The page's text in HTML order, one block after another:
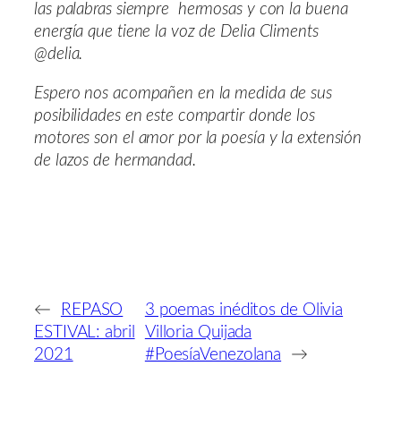
las palabras siempre hermosas y con la buena
energía que tiene la voz de Delia Climents
@delia.
Espero nos acompañen en la medida de sus
posibilidades en este compartir donde los
motores son el amor por la poesía y la extensión
de lazos de hermandad.
←
REPASO
ESTIVAL: abril
2021
3 poemas inéditos de Olivia
Villoria Quijada
#PoesíaVenezolana
→